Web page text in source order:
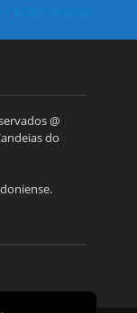
respiratórias
@
do